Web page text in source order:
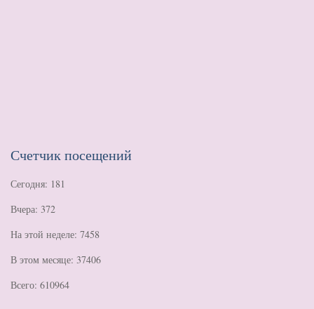
Счетчик посещений
Сегодня: 181
Вчера: 372
На этой неделе: 7458
В этом месяце: 37406
Всего: 610964